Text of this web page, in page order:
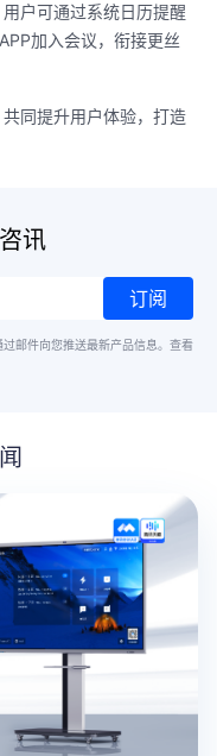
户可通过系统日历提醒
加入会议，衔接更丝
同提升用户体验，打造
讯
订阅
邮件向您推送最新产品信息。 查看